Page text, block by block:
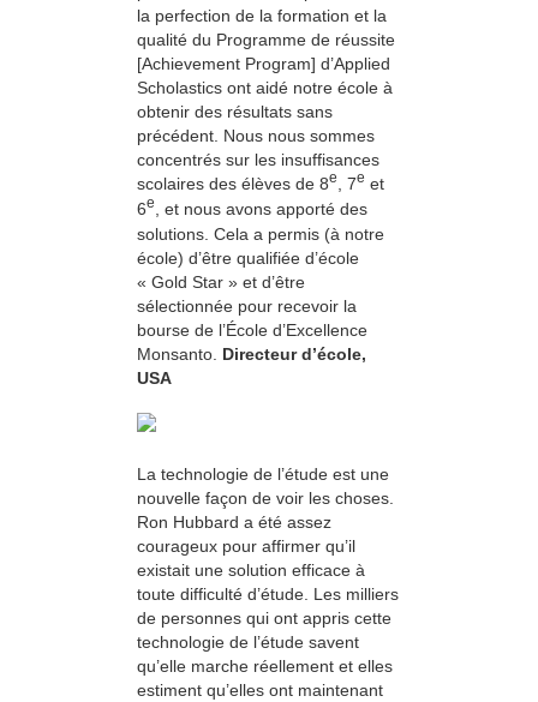
la perfection de la formation et la
qualité du Programme de réussite
[Achievement Program] d’Applied
Scholastics ont aidé notre école à
obtenir des résultats sans
précédent. Nous nous sommes
concentrés sur les insuffisances
scolaires des élèves de 8e , 7e et
6e
, et nous avons apporté des
solutions. Cela a permis (à notre
école) d’être qualifiée d’école
« Gold Star » et d’être
sélectionnée pour recevoir la
bourse de l’École d’Excellence
Monsanto. Directeur d’école,
USA
La technologie de l’étude est une
nouvelle façon de voir les choses.
Ron Hubbard a été assez
courageux pour affirmer qu’il
existait une solution efficace à
toute difficulté d’étude. Les milliers
de personnes qui ont appris cette
technologie de l’étude savent
qu’elle marche réellement et elles
estiment qu’elles ont maintenant